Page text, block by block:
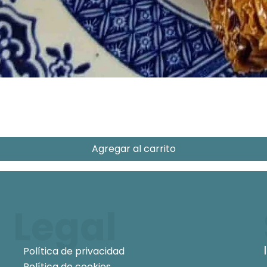
Agregar al carrito
Política de privacidad